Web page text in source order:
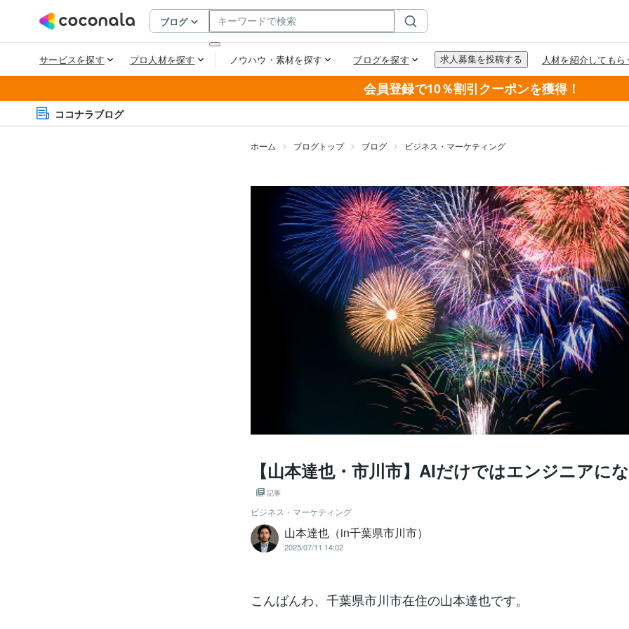
会員登録で10％割引クーポンを獲得！
ココナラブログ
ホーム ブログトップ ブログ ビジネス・マーケティング
【山本達也・市川市】AIだけではエンジニアに
記事
ビジネス・マーケティング
山本達也（in千葉県市川市）
2025/07/11 14:02
こんばんわ、千葉県市川市在住の山本達也です。